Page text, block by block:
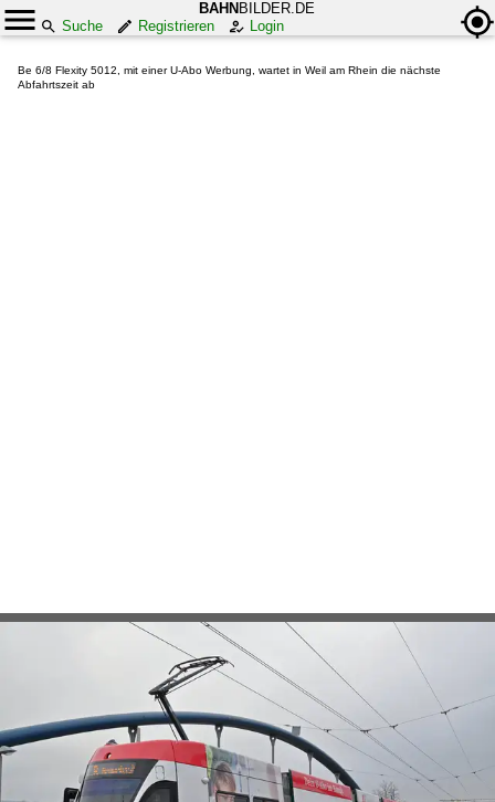
BAHN BILDER.DE
Suche
Registrieren Login
Be 6/8 Flexity 5012, mit einer U-Abo Werbung, wartet in Weil am Rhein die nächste
Abfahrtszeit ab